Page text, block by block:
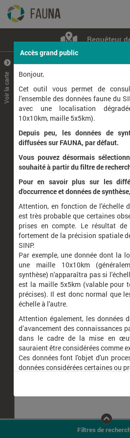
Requêteur
+
–
Voir la carte
Données
Rang taxonomique :
Affichage de1à 1sur1
Nom latin
Mesapamea secalis
Filtres de
Accès grand public
Bonjour,
Cet outil vous permet de
l'ensemble des données faune du
avec une localisation
10x10km, maille 5x5km).
Depuis peu, les données de
diffusées sur FAUNA, par défaut.
Vous pouvez désormais
souhaité à partir du filtre de
Pour en savoir plus sur les
d'occurrence et données de synthèse,
Attention, en fonction de l'échelle
est très probable que certaines
prises en compte. Le résultat de
fortement de la précision spatiale
SINP.
Par exemple, une donnée dont la
une maille 10x10km
synthèse) n'apparaîtra pas si
est la maille 5x5km (valable pour
précises). Il est donc normal que
échelle à l'autre.
Attention également, les données
d’avancement des connaissances
dans le cadre de la mise en
sauraient être considérées comme
Ces données font l'objet d'un
données considérées certaines ou
ainsi que celles pour